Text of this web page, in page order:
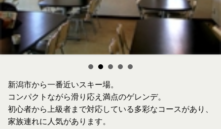
新潟市から一番近いスキー場。
コンパクトながら滑り応え満点のゲレンデ。
初心者から上級者まで対応している多彩なコースがあり、
家族連れに人気があります。